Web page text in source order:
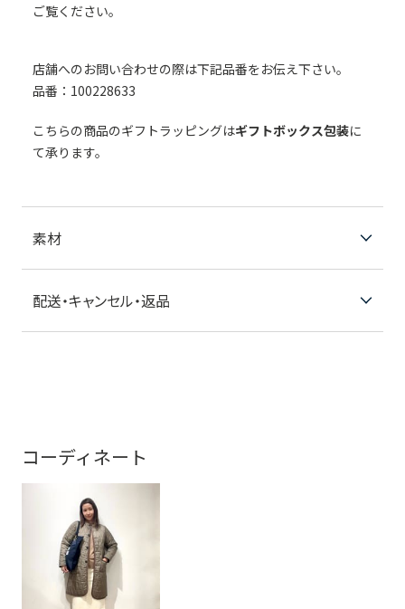
ご覧ください。
店舗へのお問い合わせの際は下記品番をお伝え下さい。
品番：100228633
こちらの商品のギフトラッピングはギフトボックス包装に
て承ります。
素材
配送・キャンセル・返品
コーディネート